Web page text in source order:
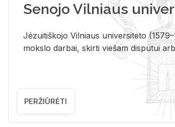
Senojo Vilniaus
Jėzuitiškojo Vilniaus universiteto
mokslo darbai, skirti viešam disputui
PERŽIŪRĖTI